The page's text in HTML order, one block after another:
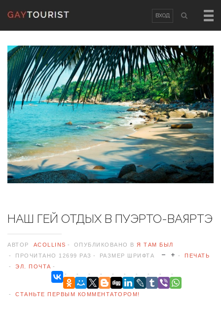
ВХОД
НАШ ГЕЙ ОТДЫХ В ПУЭРТО-ВАЯРТЭ
АВТОР ACOLLINS ОПУБЛИКОВАНО В Я ТАМ БЫЛ
ПРОЧИТАНО 12699 РАЗ
РАЗМЕР ШРИФТА
ПЕЧАТЬ
ЭЛ. ПОЧТА
СТАНЬТЕ ПЕРВЫМ КОММЕНТАТОРОМ!
ВХОДORРЕГИСТРАЦИЯ
Логин
Пароль
Запомнить меня